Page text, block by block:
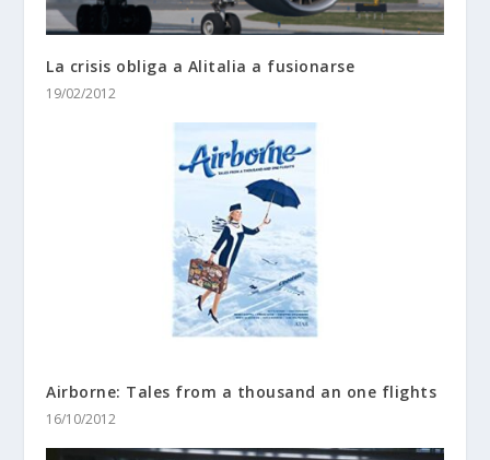
La crisis obliga a Alitalia a fusionarse
19/02/2012
Airborne: Tales from a thousand an one flights
16/10/2012